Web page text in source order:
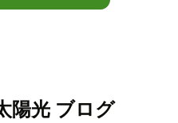
陽光 ブログ